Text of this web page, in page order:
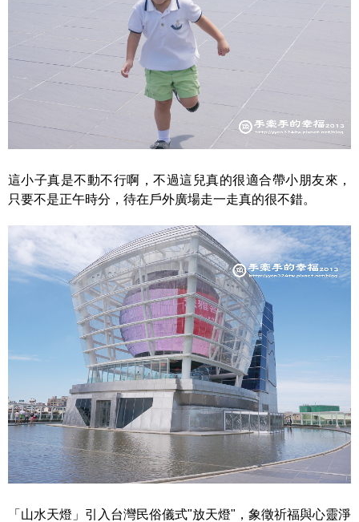
這小子真是不動不行啊，不過這兒真的很適合帶小朋友來，
只要不是正午時分，待在戶外廣場走一走真的很不錯。
「山水天燈」引入台灣民俗儀式"放天燈"，象徵祈福與心靈淨